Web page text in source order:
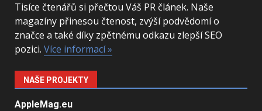
Tisíce čtenářů si přečtou Váš PR článek. Naše
magazíny přinesou čtenost, zvýší podvědomí o
značce a také díky zpětnému odkazu zlepší SEO
pozici. Více informací »
NAŠE PROJEKTY
AppleMag.eu